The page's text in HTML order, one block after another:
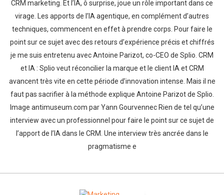
CRM marketing. Et l’IA, ô surprise, joue un rôle important dans ce
virage. Les apports de l’IA agentique, en complément d’autres
techniques, commencent en effet à prendre corps. Pour faire le
point sur ce sujet avec des retours d’expérience précis et chiffrés
je me suis entretenu avec Antoine Parizot, co-CEO de Splio. CRM
et IA : Splio veut réconcilier la marque et le client IA et CRM
avancent très vite en cette période d’innovation intense. Mais il ne
faut pas sacrifier à la méthode explique Antoine Parizot de Splio.
Image antimuseum.com par Yann Gourvennec Rien de tel qu’une
interview avec un professionnel pour faire le point sur ce sujet de
l’apport de l’IA dans le CRM. Une interview très ancrée dans le
pragmatisme e